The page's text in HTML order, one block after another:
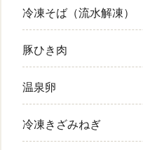
冷凍そば（流水解凍）
豚ひき肉
温泉卵
冷凍きざみねぎ
有賀薫さんのスープ
鶏肉
魚